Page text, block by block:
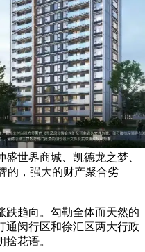
世界商城、凯德龙之梦、
的，强大的财产聚合劣
趋向。勾勒全体而天然的
通闵行区和徐汇区两大行政
花语。